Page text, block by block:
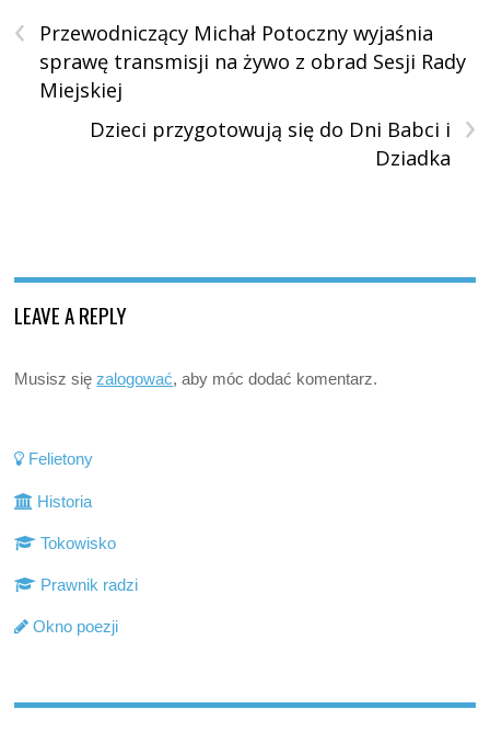
‹
Przewodniczący Michał Potoczny wyjaśnia
sprawę transmisji na żywo z obrad Sesji Rady
Miejskiej
›
Dzieci przygotowują się do Dni Babci i
Dziadka
LEAVE A REPLY
Musisz sięzalogować, aby móc dodać komentarz.
Felietony
Historia
Tokowisko
Prawnik radzi
Okno poezji